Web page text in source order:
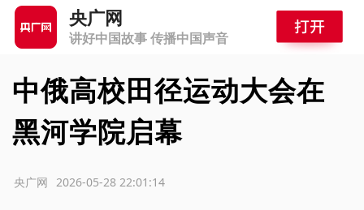
央广网
讲好中国故事 传播中国声音
中俄高校田径运动大会在
黑河学院启幕
2026-05-28 22:01:14
央广网